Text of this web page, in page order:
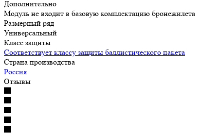
Дополнительно
Модуль не входит в базовую комплектацию бронежилета
Размерный ряд
Универсальный
Класс защиты
Соответствует классу защиты баллистического пакета
Страна производства
Россия
Отзывы